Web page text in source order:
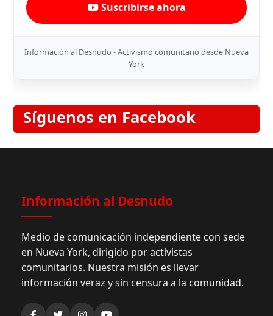
Suscribirse ahora
Información al Desnudo - Activismo comunitario desde Nueva
York
Síguenos en Facebook
Información al Desnudo
Medio de comunicación independiente con sede
en Nueva York, dirigido por activistas
comunitarios. Nuestra misión es llevar
información veraz y sin censura a la comunidad.